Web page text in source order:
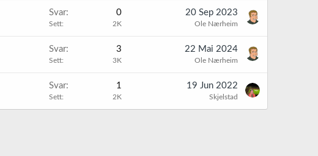
Svar 0
Sett 2K
20 Sep 2023
Ole Nærheim
Svar 3
Sett 3K
22 Mai 2024
Ole Nærheim
Svar 1
Sett 2K
19 Jun 2022
Skjelstad